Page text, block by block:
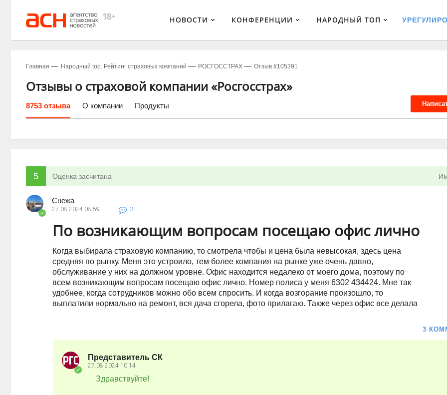
НОВОСТИ КОНФЕРЕНЦИИ НАРОДНЫЙ ТОП
Главная Народный top. Рейтинг страховых компаний РОСГОССТРАХ Отзыв #105391
Отзывы о страховой компании «Росгосстрах»
8753 отзыва О компании Продукты
5 Оценка засчитана
Снежа
27.08.2024 08:59 3
По возникающим вопросам посещаю офис лично
Когда выбирала страховую компанию, то смотрела чтобы и цена была невысокая, здесь цена
средняя по рынку. Меня это устроило, тем более компания на рынке уже очень давно,
обслуживание у них на должном уровне. Офис находится недалеко от моего дома, поэтому по
всем возникающим вопросам посещаю офис лично. Номер полиса у меня 6302 434424. Мне так
удобнее, когда сотрудников можно обо всем спросить. И когда возгорание произошло, то
выплатили нормально на ремонт, вся дача сгорела, фото прилагаю. Также через офис все делала
3
Представитель СК
27.08.2024 10:14
Здравствуйте!